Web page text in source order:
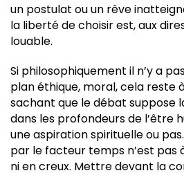
un postulat ou un rêve
la liberté de choisir est, aux
louable.
Si philosophiquement il n’y a
plan éthique, moral, cela reste
sachant que le débat suppose
dans les profondeurs de l’être
une aspiration spirituelle ou
par le facteur temps n’est pas
ni en creux. Mettre devant la